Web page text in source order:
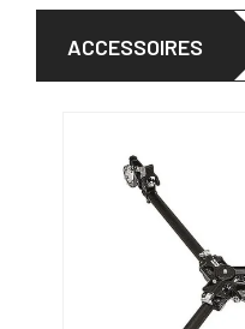
ACCESSOIRES